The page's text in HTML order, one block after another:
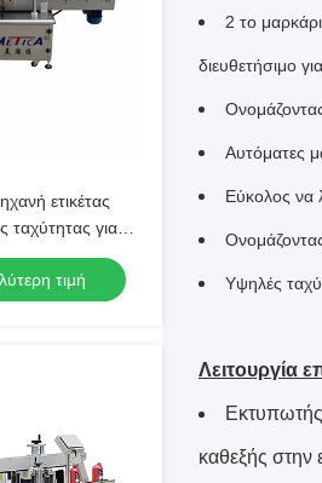
ετικέτας
ταχύτητας για
ετικέτας
τιμή
2 το
διευθετήσιμο
Αυτόματες
Εύκολος να
Υψηλές
Λειτουργία
καθεξής στην